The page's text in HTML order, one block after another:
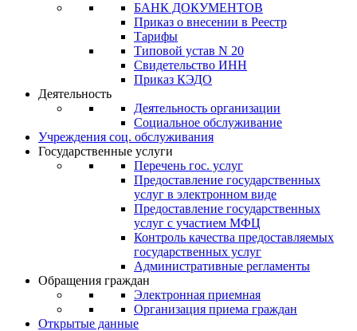
БАНК ДОКУМЕНТОВ
Приказ о внесении в Реестр
Тарифы
Типовой устав N 20
Свидетельство ИНН
Приказ КЭДО
Деятельность
Деятельность организации
Социальное обслуживание
Учреждения соц. обслуживания
Государственные услуги
Перечень гос. услуг
Предоставление государственных
услуг в электронном виде
Предоставление государственных
услуг с участием МФЦ
Контроль качества предоставляемых
государственных услуг
Административные регламенты
Обращения граждан
Электронная приемная
Организация приема граждан
Открытые данные